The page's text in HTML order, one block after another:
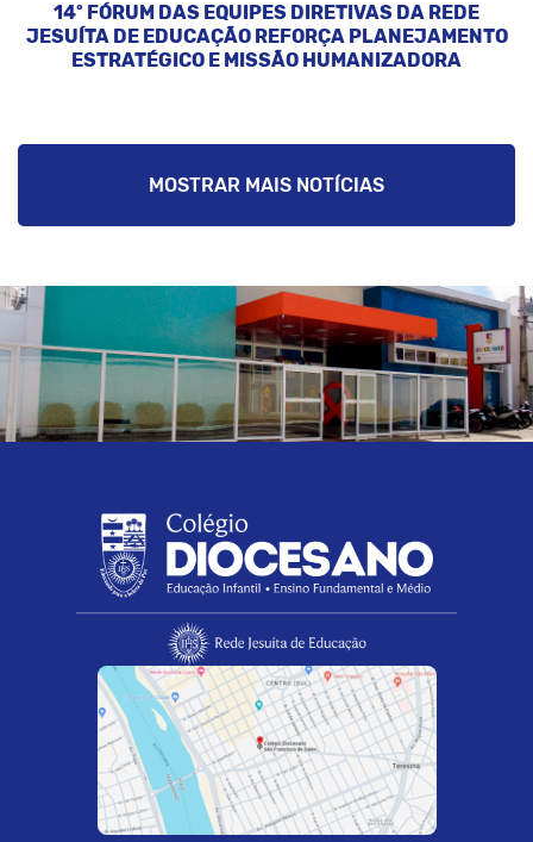
14º FÓRUM DAS EQUIPES DIRETIVAS DA REDE
JESUÍTA DE EDUCAÇÃO REFORÇA PLANEJAMENTO
ESTRATÉGICO E MISSÃO HUMANIZADORA
MOSTRAR MAIS NOTÍCIAS